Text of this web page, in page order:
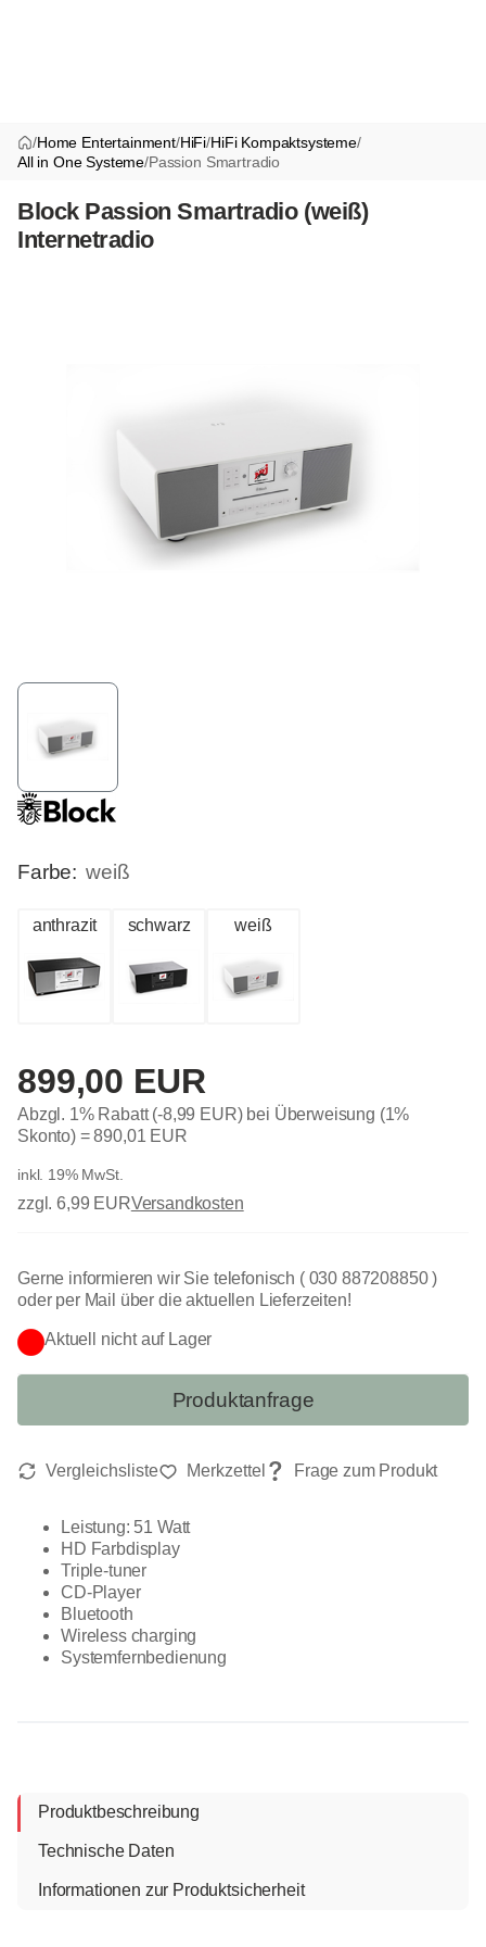
/Home Entertainment/HiFi/HiFi Kompaktsysteme/
All in One Systeme/Passion Smartradio
Block Passion Smartradio (weiß)
Internetradio
Leistung: 51 Watt
HD Farbdisplay
Triple-tuner
CD-Player
Bluetooth
Wireless charging
Systemfernbedienung
Farbe: weiß
anthrazit schwarz weiß
899,00 EUR
Abzgl. 1% Rabatt (-8,99 EUR) bei Überweisung (1%
Skonto) =890,01 EUR
inkl. 19% MwSt.
zzgl. 6,99 EURVersandkosten
Aktuell nicht auf Lager
Gerne informieren wir Sie telefonisch ( 030 887208850 )
oder per Mail über die aktuellen Lieferzeiten!
Produktanfrage
Produktbeschreibung
Technische Daten
Informationen zur Produktsicherheit